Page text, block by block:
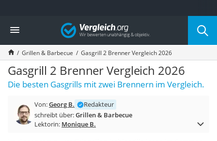
Die beliebtesten Vergleiche nach Kategorie
Baumarkt
Tresor feuerfest
Makita-Akku-Rasenmäher
Kappsäge
Smartes Türschloss
Akku-Rasentrimmer
Feuchtigkeitsmessgerät
Split-Klimaanlage 2 Innengeräte
Pelletofen
Vergleich
Grillen & Barbecue Gasgrill 2 Brenner Vergleich 2026
Gasgrill 2 Brenner Vergleich 2026
Die besten Gasgrills mit zwei Brennern im Vergleich.
Von:Georg B.
Redakteur
schreibt über:Grillen & Barbecue
Lektorin: Monique B.